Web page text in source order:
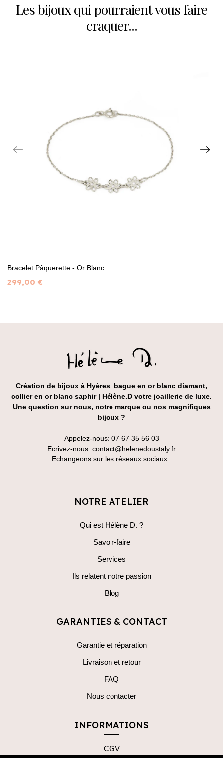
Les bijoux qui pourraient vous faire
craquer...
Bracelet Pâquerette - Or Blanc
299,00 €
Création de bijoux à Hyères, bague en or blanc diamant,
collier en or blanc saphir | Hélène.D votre joaillerie de luxe.
Une question sur nous, notre marque ou nos magnifiques
bijoux ?
Appelez-nous: 07 67 35 56 03
Ecrivez-nous: contact@helenedoustaly.fr
Echangeons sur les réseaux sociaux :
NOTRE ATELIER
Qui est Hélène D. ?
Savoir-faire
Services
Ils relatent notre passion
Blog
GARANTIES & CONTACT
Garantie et réparation
Livraison et retour
FAQ
Nous contacter
INFORMATIONS
CGV